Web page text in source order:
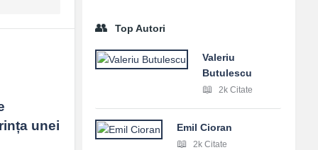
unei
Top Autori
Valeriu
Butulescu
2k Citate
Emil Cioran
2k Citate